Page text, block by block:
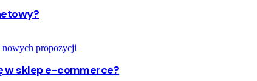
w sklep e-commerce?